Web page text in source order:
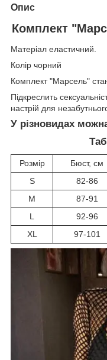
Опис
Комплект
Матеріал еластичний.
Колір чорний
Комплект "Марсель"
Підкреслить
настрій для
У різновидах
Розмір Бюст, см
S
82-86
М
87-91
L
92-96
XL
97-101